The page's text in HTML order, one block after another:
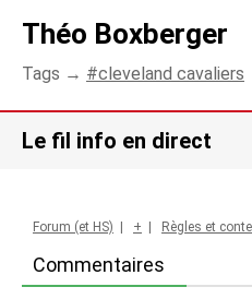
Théo Boxberger
Tags → cleveland cavaliers
Le fil info en direct
Commentaires
Forum (et HS) | + | Règles et